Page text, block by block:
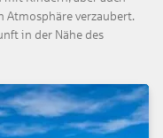
Atmosphäre verzaubert.
in der Nähe des